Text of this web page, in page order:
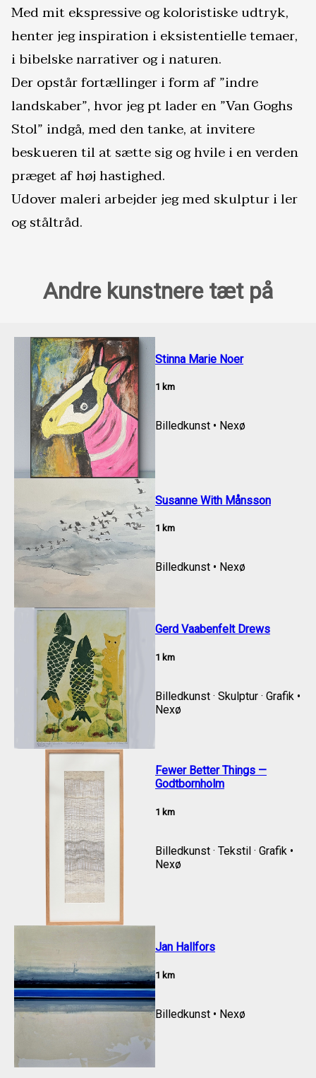
Med mit ekspressive og koloristiske udtryk,
henter jeg inspiration i eksistentielle temaer,
i bibelske narrativer og i naturen.
Der opstår fortællinger i form af ”indre
landskaber”, hvor jeg pt lader en ”Van Goghs
Stol” indgå, med den tanke, at invitere
beskueren til at sætte sig og hvile i en verden
præget af høj hastighed.
Udover maleri arbejder jeg med skulptur i ler
og ståltråd.
Andre kunstnere tæt på
Stinna Marie Noer
1 km
Billedkunst • Nexø
Susanne With Månsson
1 km
Billedkunst • Nexø
Gerd Vaabenfelt Drews
1 km
Billedkunst · Skulptur · Grafik •
Nexø
Fewer Better Things —
Godtbornholm
1 km
Billedkunst · Tekstil · Grafik •
Nexø
Jan Hallfors
1 km
Billedkunst • Nexø